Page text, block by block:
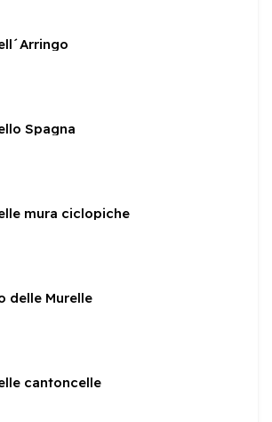
Spagna
mura ciclopiche
delle Murelle
cantoncelle